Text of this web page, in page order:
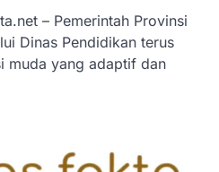
– Pemerintah Provinsi
Dinas Pendidikan terus
muda yang adaptif dan